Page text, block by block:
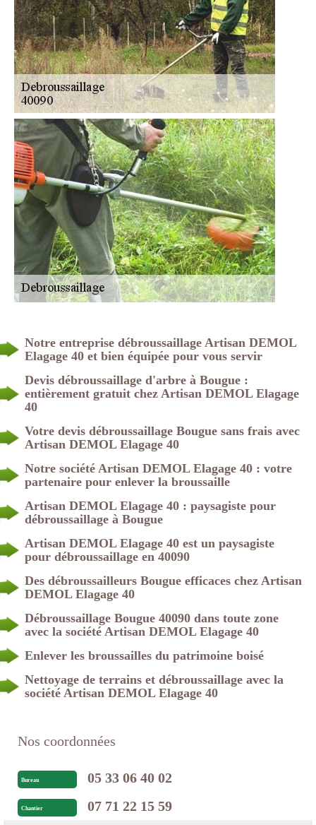
Notre entreprise débroussaillage Artisan DEMOL
Elagage 40 et bien équipée pour vous servir
Devis débroussaillage d'arbre à Bougue :
entièrement gratuit chez Artisan DEMOL Elagage
40
Votre devis débroussaillage Bougue sans frais avec
Artisan DEMOL Elagage 40
Notre société Artisan DEMOL Elagage 40 : votre
partenaire pour enlever la broussaille
Artisan DEMOL Elagage 40 : paysagiste pour
débroussaillage à Bougue
Artisan DEMOL Elagage 40 est un paysagiste
pour débroussaillage en 40090
Des débroussailleurs Bougue efficaces chez Artisan
DEMOL Elagage 40
Débroussaillage Bougue 40090 dans toute zone
avec la société Artisan DEMOL Elagage 40
Enlever les broussailles du patrimoine boisé
Nettoyage de terrains et débroussaillage avec la
société Artisan DEMOL Elagage 40
Nos coordonnées
Bureau 05 33 06 40 02
Chantier 07 71 22 15 59